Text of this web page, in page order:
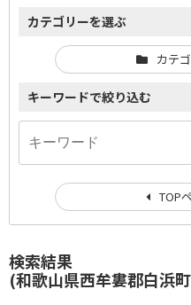
検索結果
(和歌山県西牟婁郡白浜
カテゴリーを選ぶ
カテ
キーワードで絞り込む
TOP